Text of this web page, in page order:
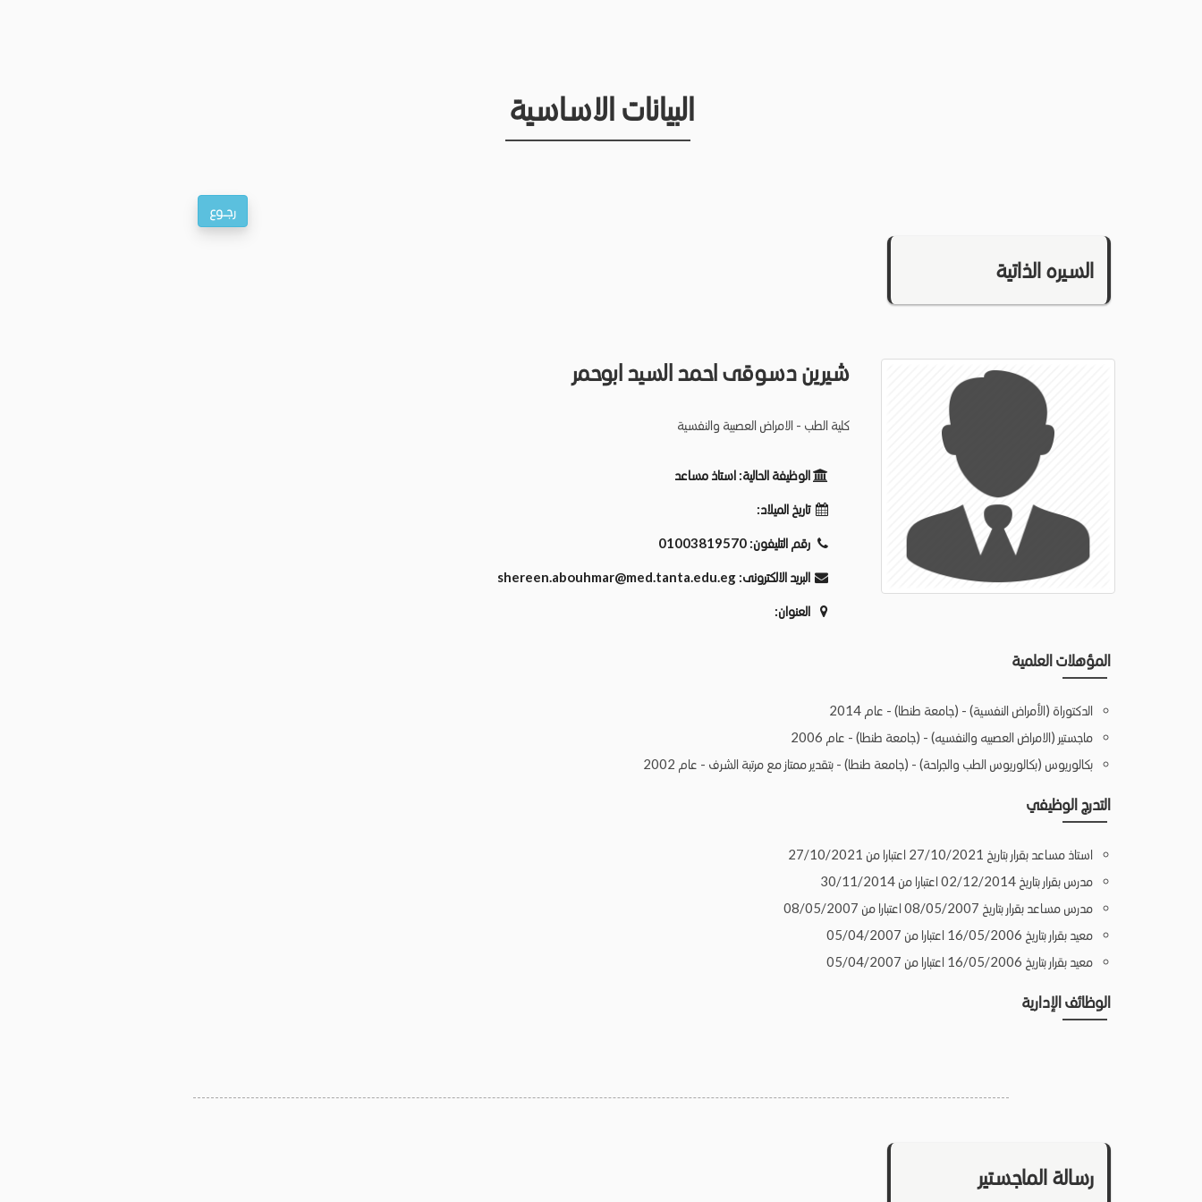
البيانات الاساسية
السيره الذاتية
شيرين دسوقى احمد السيد ابوحمر
كلية الطب - الامراض العصبية والنفسية
الوظيفة الحالية:استاذ مساعد
تاريخ الميلاد:
رقم التليفون:01003819570
البريد الالكترونى: shereen.abouhmar@med.tanta.edu.eg
العنوان:
المؤهلات العلمية
الدكتوراة (الأمراض النفسية) - (جامعة طنطا) - عام 2014
ماجستير (الامراض العصبيه والنفسيه) - (جامعة طنطا) - عام 2006
بكالوريوس (بكالوريوس الطب والجراحة) - (جامعة طنطا) - بتقدير ممتاز مع مرتبة الشرف - عام 2002
التدرج الوظيفي
استاذ مساعد بقرار بتاريخ 27/10/2021 اعتبارا من 27/10/2021
مدرس بقرار بتاريخ 02/12/2014 اعتبارا من 30/11/2014
مدرس مساعد بقرار بتاريخ 08/05/2007 اعتبارا من 08/05/2007
معيد بقرار بتاريخ 16/05/2006 اعتبارا من 05/04/2007
معيد بقرار بتاريخ 16/05/2006 اعتبارا من 05/04/2007
الوظائف الإدارية
رسالة الماجستير